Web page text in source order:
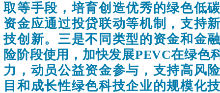
取等手段，培育创造优秀的绿色低
资金应通过投贷联动等机制，支持
技创新。三是不同类型的资金和金
险阶段使用，加快发展PEVC在绿色
力，动员公益资金参与，支持高风
目和成长性绿色科技企业的规模化